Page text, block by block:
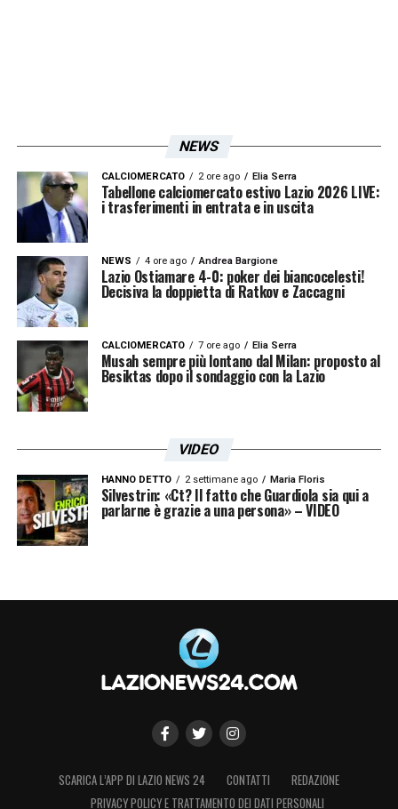
NEWS
CALCIOMERCATO 2 ore ago Elia Serra
Tabellone calciomercato estivo Lazio 2026 LIVE:
i trasferimenti in entrata e in uscita
NEWS 4 ore ago Andrea Bargione
Lazio Ostiamare 4-0: poker dei biancocelesti!
Decisiva la doppietta di Ratkov e Zaccagni
CALCIOMERCATO 7 ore ago Elia Serra
Musah sempre più lontano dal Milan: proposto al
Besiktas dopo il sondaggio con la Lazio
VIDEO
HANNO DETTO 2 settimane ago Maria Floris
Silvestrin: «Ct? Il fatto che Guardiola sia qui a
parlarne è grazie a una persona» – VIDEO
SCARICA L’APP DI LAZIO NEWS 24 CONTATTI
REDAZIONE
PRIVACY POLICY E TRATTAMENTO DEI DATI PERSONALI